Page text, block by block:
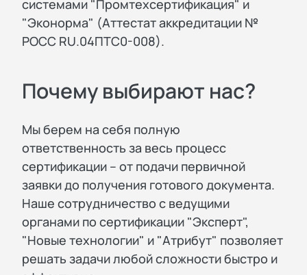
системами "Промтехсертификация" и
"Эконорма" (Аттестат аккредитации №
РОСС RU.04ПТС0-008).
Почему выбирают нас?
Мы берем на себя полную
ответственность за весь процесс
сертификации – от подачи первичной
заявки до получения готового документа.
Наше сотрудничество с ведущими
органами по сертификации "Эксперт",
"Новые технологии" и "Атрибут" позволяет
решать задачи любой сложности быстро и